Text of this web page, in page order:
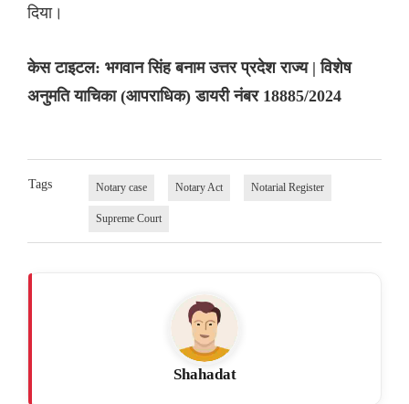
दिया।
केस टाइटल: भगवान सिंह बनाम उत्तर प्रदेश राज्य | विशेष
अनुमति याचिका (आपराधिक) डायरी नंबर 18885/2024
Tags Notary case Notary Act Notarial Register
Supreme Court
Shahadat